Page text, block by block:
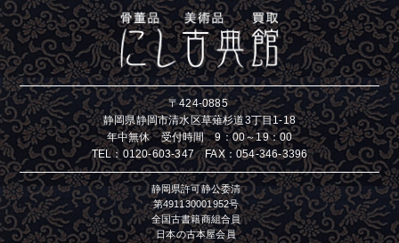
〒424-0885
静岡県静岡市清水区草薙杉道3丁目1-18
年中無休 受付時間 9：00～19：00
TEL： 0120-603-347FAX：054-346-3396
静岡県許可静公委清
第491130001952号
全国古書籍商組合員
日本の古本屋会員